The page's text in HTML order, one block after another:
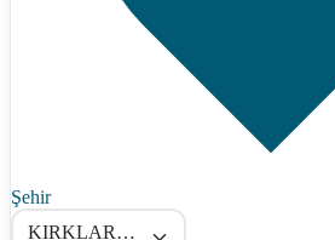
Şehir
KIRKLARELİ